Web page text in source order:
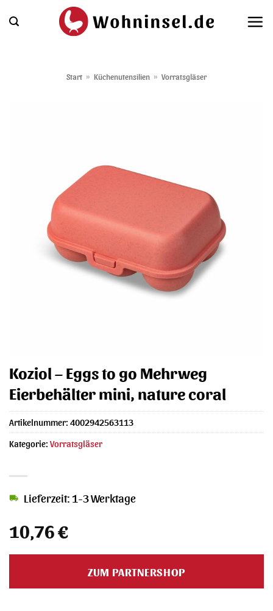
Inhalt
Start » Küchenutensilien » Vorratsgläser
Koziol – Eggs to go Mehrweg
Eierbehälter mini, nature coral
10,76€
Lieferzeit: 1-3 Werktage
ZUM PARTNERSHOP
Artikelnummer: 4002942563113
Kategorie: Vorratsgläser